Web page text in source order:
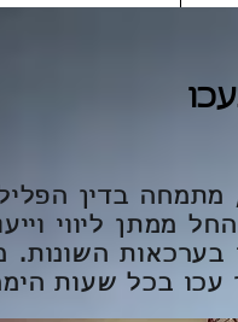
מתמחה בדין
ממתן ליווי
השונות.
בכל שעות היממה